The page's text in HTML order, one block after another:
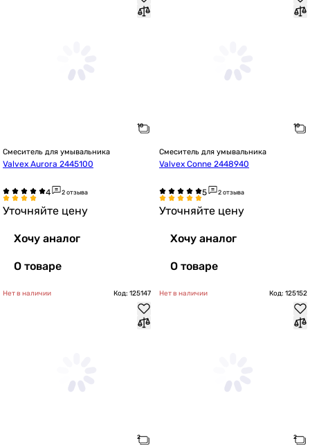
Смеситель для умывальника
Valvex Aurora 2445100
2 отзыва
Уточняйте цену
Хочу аналог
О товаре
Смеситель для умывальника
Valvex Conne 2448940
2 отзыва
Уточняйте цену
Хочу аналог
О товаре
Нет в наличии Код: 125147 Нет в наличии Код: 125152